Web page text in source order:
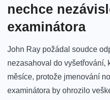
nechce
examinátora
John Ray požádal soudce
nezasahoval do vyšetřování,
měsíce, protože jmenování
examinátora by ohrozilo